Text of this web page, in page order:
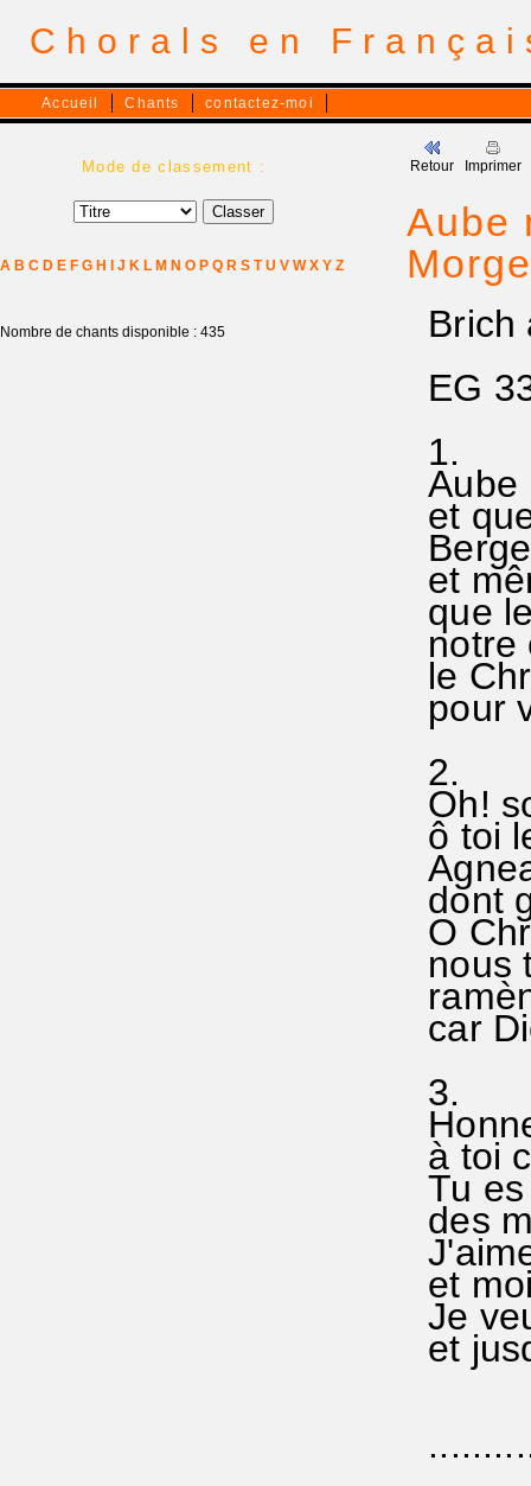
Chorals en
Accueil Chants contactez-moi
Mode de classement :
A B C D E F G H J K L M N O P Q R S T U V W X Y Z
Nombre de chants disponible : 435
Retour Imprimer
Aube
Brich
EG
1.
Aube
et
et
que
notre
le
pour
2.
Oh!
ô toi
dont
O
nous
car
3.
à toi
Tu
des
et
Je
et